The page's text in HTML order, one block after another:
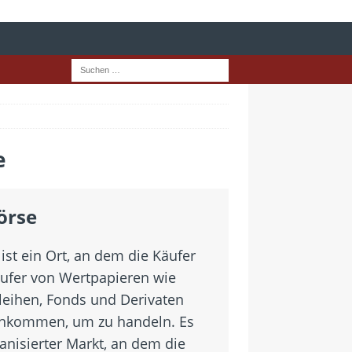
ein Ort, an dem die Käufer
von Wertpapieren wie
Fonds und Derivaten
um zu handeln. Es
Markt, an dem die